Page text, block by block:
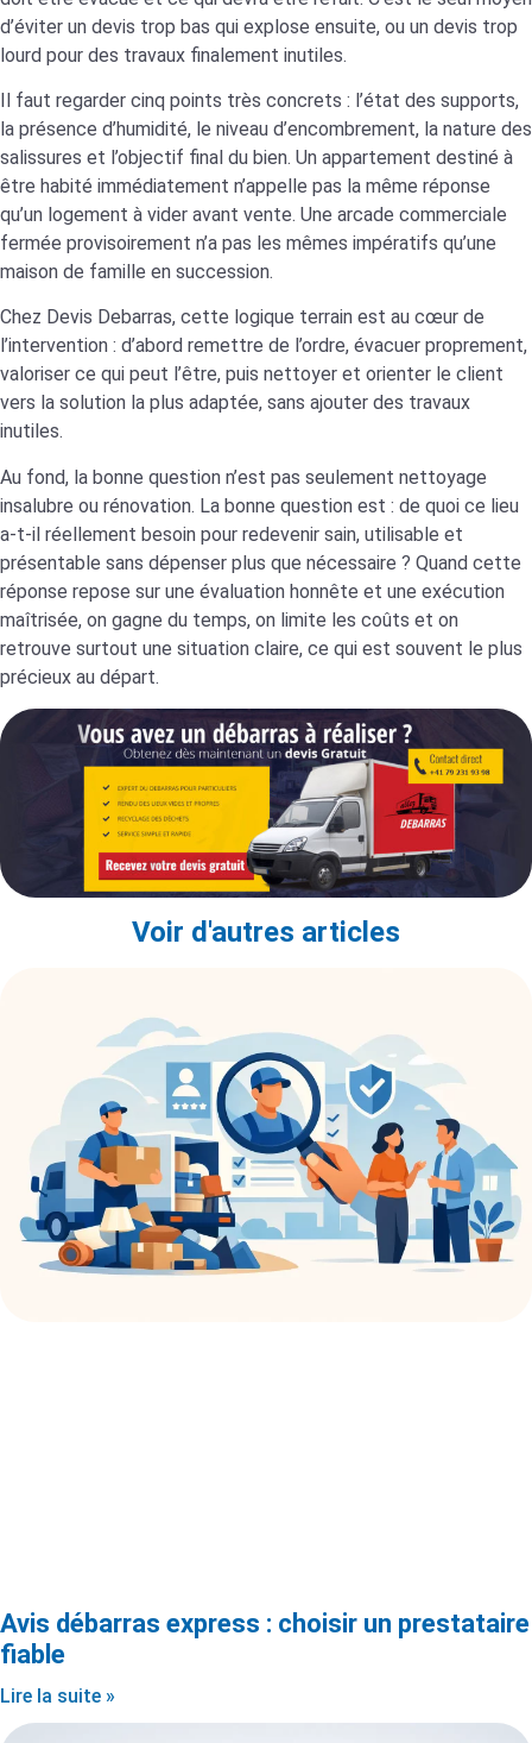
d’éviter un devis trop bas qui explose ensuite, ou un devis trop
lourd pour des travaux finalement inutiles.
Il faut regarder cinq points très concrets : l’état des supports,
la présence d’humidité, le niveau d’encombrement, la nature des
salissures et l’objectif final du bien. Un appartement destiné à
être habité immédiatement n’appelle pas la même réponse
qu’un logement à vider avant vente. Une arcade commerciale
fermée provisoirement n’a pas les mêmes impératifs qu’une
maison de famille en succession.
Chez Devis Debarras, cette logique terrain est au cœur de
l’intervention : d’abord remettre de l’ordre, évacuer proprement,
valoriser ce qui peut l’être, puis nettoyer et orienter le client
vers la solution la plus adaptée, sans ajouter des travaux
inutiles.
Au fond, la bonne question n’est pas seulement nettoyage
insalubre ou rénovation. La bonne question est : de quoi ce lieu
a-t-il réellement besoin pour redevenir sain, utilisable et
présentable sans dépenser plus que nécessaire ? Quand cette
réponse repose sur une évaluation honnête et une exécution
maîtrisée, on gagne du temps, on limite les coûts et on
retrouve surtout une situation claire, ce qui est souvent le plus
précieux au départ.
Voir d'autres articles
Avis débarras express : choisir un prestataire
fiable
Lire la suite »